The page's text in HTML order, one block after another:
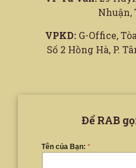
Nhuận,
VPKD:G-Office,
Số 2 Hồng Hà, P.
Để RAB
Tên của Bạn: *